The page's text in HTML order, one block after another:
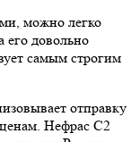
можно легко
довольно
самым строгим
отправку
Нефрас С2